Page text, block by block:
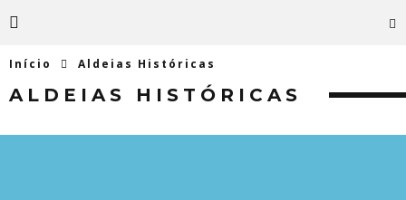
Início Aldeias Históricas
ALDEIAS HISTÓRICAS